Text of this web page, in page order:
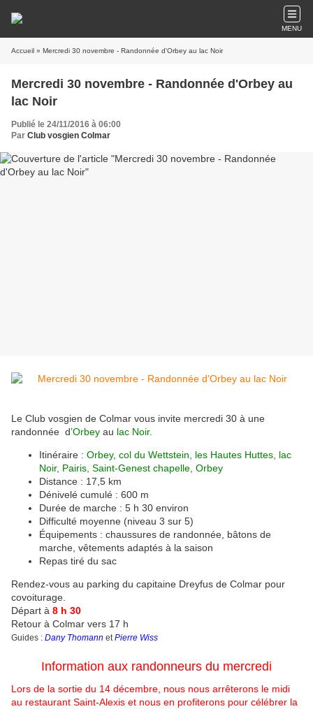
MENU
Accueil » Mercredi 30 novembre - Randonnée d'Orbey au lac Noir
Mercredi 30 novembre - Randonnée d'Orbey au
lac Noir
Publié le 24/11/2016 à 06:00
Par Club vosgien Colmar
Le Club vosgien de Colmar vous invite mercredi 30 à une
randonnée d’Orbey au lac Noir.
Itinéraire : Orbey, col du Wettstein, les Hautes Huttes, lac
Noir, Pairis, Saint-Genest chapelle, Orbey
Distance : 17,5 km
Dénivelé cumulé : 600 m
Durée de marche : 5 h 30 environ
Difficulté moyenne (niveau 3 sur 5)
Équipements : chaussures de randonnée, bâtons de
marche, vêtements adaptés à la saison
Repas tiré du sac
Rendez-vous au parking du capitaine Dreyfus de Colmar pour
covoiturage.
Départ à 8 h 30
Retour à Colmar vers 17 h
Guides : Dany Thomann etPierre Wiss
Information aux randonneurs du mercredi
Lors de la sortie du 14 décembre, nous nous arrêterons le midi
au restaurant Saint-Alexis et nous en profiterons pour célébrer la